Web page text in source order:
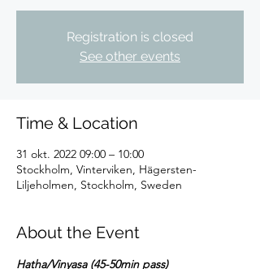
Registration is closed
See other events
Time & Location
31 okt. 2022 09:00 – 10:00
Stockholm, Vinterviken, Hägersten-
Liljeholmen, Stockholm, Sweden
About the Event
Hatha/Vinyasa (45-50min pass)